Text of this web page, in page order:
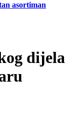
asortiman
dijela